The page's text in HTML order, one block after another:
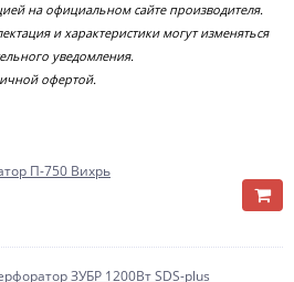
на официальном сайте производителя.
и характеристики могут изменяться
уведомления.
офертой.
П-750 Вихрь
ЗУБР 1200Вт SDS-plus